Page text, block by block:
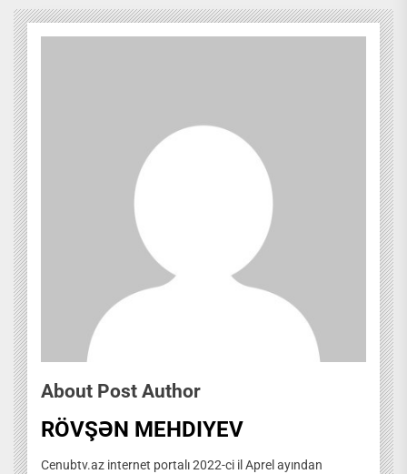
About Post Author
RÖVŞƏN MEHDIYEV
Cenubtv.az internet portalı 2022-ci il Aprel ayından